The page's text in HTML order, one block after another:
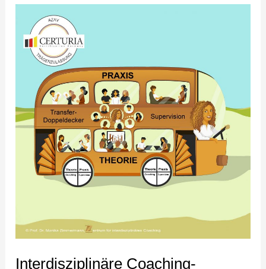
Interdisziplinäre Coaching-
Coaching-
Ausbildung:
auch
gefördert!